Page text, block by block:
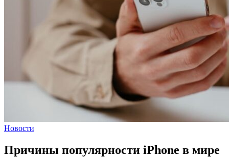
Новости
Причины популярности iPhone в мире